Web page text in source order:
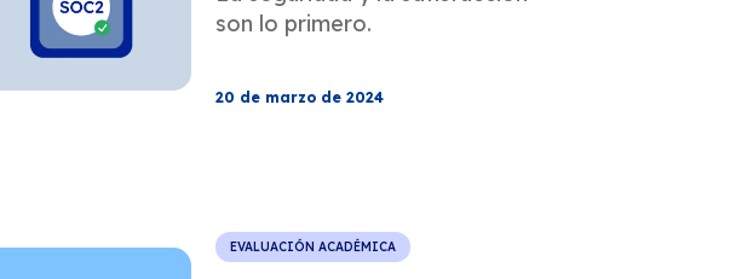
son lo primero.
20 de marzo de 2024
EVALUACIÓN ACADÉMICA